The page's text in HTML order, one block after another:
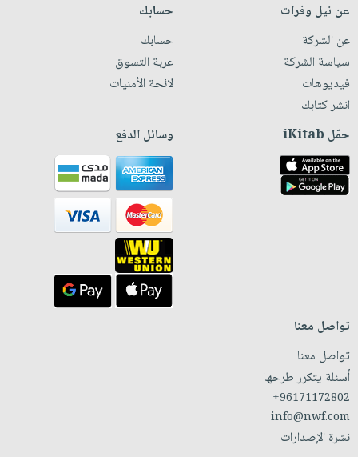
عن نيل وفرات
عن الشركة
سياسة الشركة
فيديوهات
انشر كتابك
حسابك
حسابك
عربة التسوق
لائحة الأمنيات
حمّل iKitab وسائل الدفع
تواصل معنا
تواصل معنا
أسئلة يتكرر طرحها
+96171172802
info@nwf.com
نشرة الإصدارات